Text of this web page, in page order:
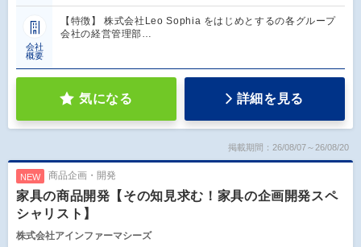
会社
概要
【特徴】 株式会社Leo Sophia をはじめとするの各グループ
会社の経営管理部…
気になる 詳細を見る
掲載期間：26/08/07～26/08/20
NEW 商品企画・開発
家具の商品開発【その知見求む！家具の企画開発スペ
シャリスト】
株式会社アインファーマシーズ